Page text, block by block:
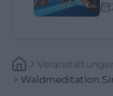
Waldmeditation